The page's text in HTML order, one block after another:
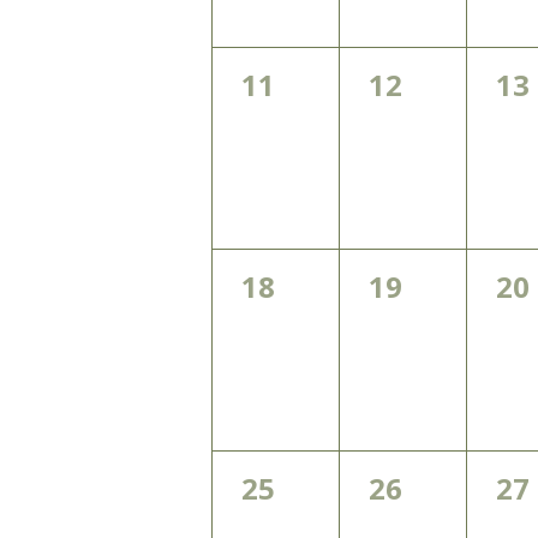
0
11
0
12
0
13
0
18
0
19
0
20
0
25
0
26
0
27